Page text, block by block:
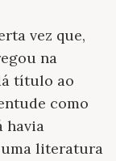
vez que,
na
título ao
como
havia
literatura